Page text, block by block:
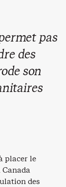
pas
des
son
placer le
Canada
des